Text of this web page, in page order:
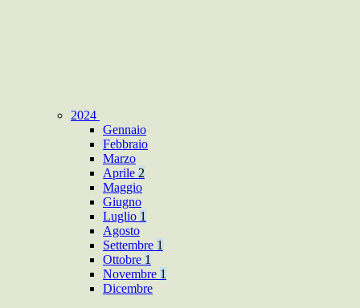
2024
Gennaio
Febbraio
Marzo
Aprile 2
Maggio
Giugno
Luglio 1
Agosto
Settembre 1
Ottobre 1
Novembre 1
Dicembre